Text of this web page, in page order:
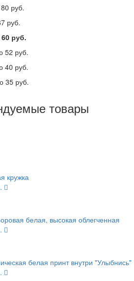
руб.
руб.
руб.
52 руб.
40 руб.
35 руб.
товары
кружка
белая, высокая облегченная
белая принт внутри "Улыбнись"